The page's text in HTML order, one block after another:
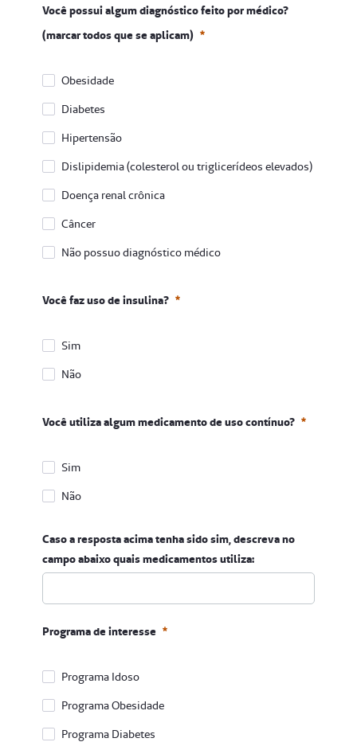
Você possui algum diagnóstico feito por médico?
(marcar todos que se aplicam)
Obesidade
Diabetes
Hipertensão
Dislipidemia (colesterol ou triglicerídeos elevados)
Doença renal crônica
Câncer
Não possuo diagnóstico médico
Obrigatório
Você faz uso de insulina?
Sim
Não
Obrigatório
Você utiliza algum medicamento de uso contínuo?
Sim
Não
Obrigatório
Caso a resposta acima tenha sido sim, descreva no
campo abaixo quais medicamentos utiliza:
Programa de interesse
Programa Idoso
Programa Obesidade
Programa Diabetes